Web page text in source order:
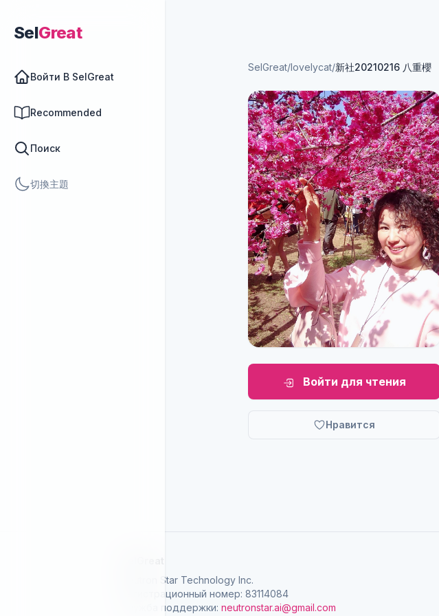
SelGreat
Войти В SelGreat
Recommended
Поиск
切換主題
SelGreat/lovelycat/新社20210216 八重櫻
Войти для чтения
Нравится
Neutron Star Technology Inc.
Регистрационный номер: 83114084
Служба поддержки: neutronstar.ai@gmail.com